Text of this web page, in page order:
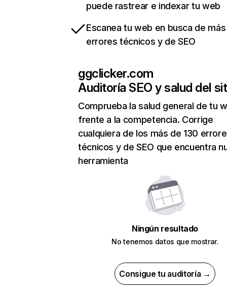
puede rastrear e indexar tu web
Escanea tu web en busca de
errores técnicos y de SEO
ggclicker.com
Auditoría SEO y salud del
Comprueba la salud general de tu
frente a la competencia. Corrige
cualquiera de los más de 130
técnicos y de SEO que encuentra
herramienta
Ningún resultado
No tenemos datos que mostrar.
Consigue tu auditoría →